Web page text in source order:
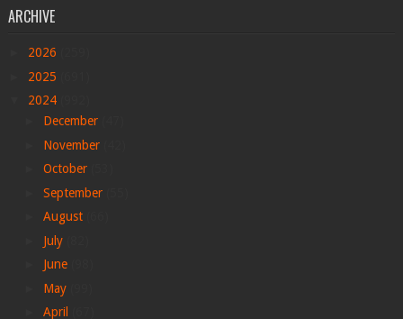
ARCHIVE
2026
2025
2024
December
November
October
September
August
July
June
May
April